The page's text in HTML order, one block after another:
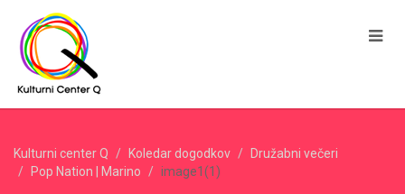
Kulturni center Q Koledar dogodkov
Družabni večeri
Pop Nation | Marino
image1(1)